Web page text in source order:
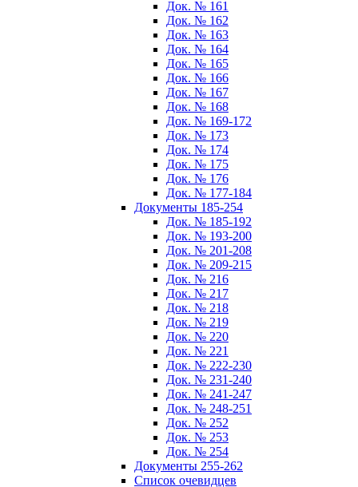
Док. № 161
Док. № 162
Док. № 163
Док. № 164
Док. № 165
Док. № 166
Док. № 167
Док. № 168
Док. № 169-172
Док. № 173
Док. № 174
Док. № 175
Док. № 176
Док. № 177-184
Документы 185-254
Док. № 185-192
Док. № 193-200
Док. № 201-208
Док. № 209-215
Док. № 216
Док. № 217
Док. № 218
Док. № 219
Док. № 220
Док. № 221
Док. № 222-230
Док. № 231-240
Док. № 241-247
Док. № 248-251
Док. № 252
Док. № 253
Док. № 254
Документы 255-262
Список очевидцев